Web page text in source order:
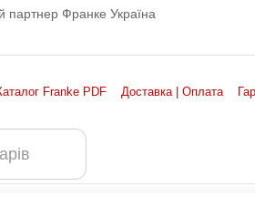
Франке Україна
Franke PDF Доставка | Оплата